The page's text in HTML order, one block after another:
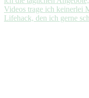
Lifehack, den ich gerne